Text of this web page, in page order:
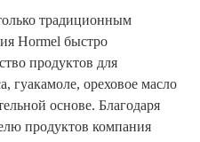
традиционным
Hormel быстро
продуктов для
гуакамоле, ореховое масло
основе. Благодаря
продуктов компания